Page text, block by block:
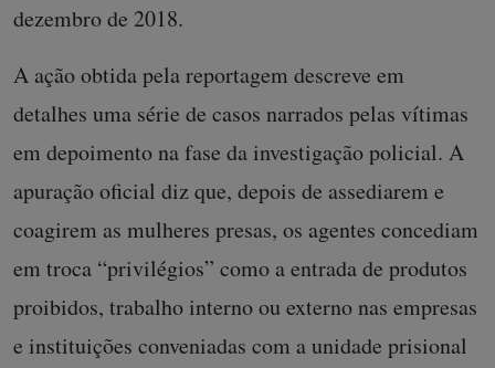
dezembro de 2018.
A ação obtida pela reportagem descreve em
detalhes uma série de casos narrados pelas vítimas
em depoimento na fase da investigação policial. A
apuração oficial diz que, depois de assediarem e
coagirem as mulheres presas, os agentes concediam
em troca “privilégios” como a entrada de produtos
proibidos, trabalho interno ou externo nas empresas
e instituições conveniadas com a unidade prisional